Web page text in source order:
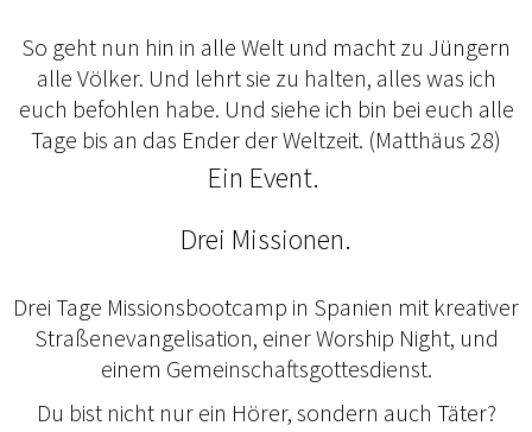
So geht nun hin in alle Welt und macht zu Jüngern
alle Völker. Und lehrt sie zu halten, alles was ich
euch befohlen habe. Und siehe ich bin bei euch alle
Tage bis an das Ender der Weltzeit. (Matthäus 28)
Ein Event.
Drei Missionen.
Drei Tage Missionsbootcamp in Spanien mit kreativer
Straßenevangelisation, einer Worship Night, und
einem Gemeinschaftsgottesdienst.
Du bist nicht nur ein Hörer, sondern auch Täter?